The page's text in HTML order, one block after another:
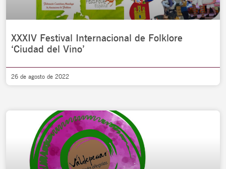
XXXIV Festival Internacional de Folklore
‘Ciudad del Vino’
26 de agosto de 2022